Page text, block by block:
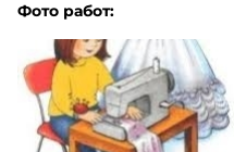
Фото работ: